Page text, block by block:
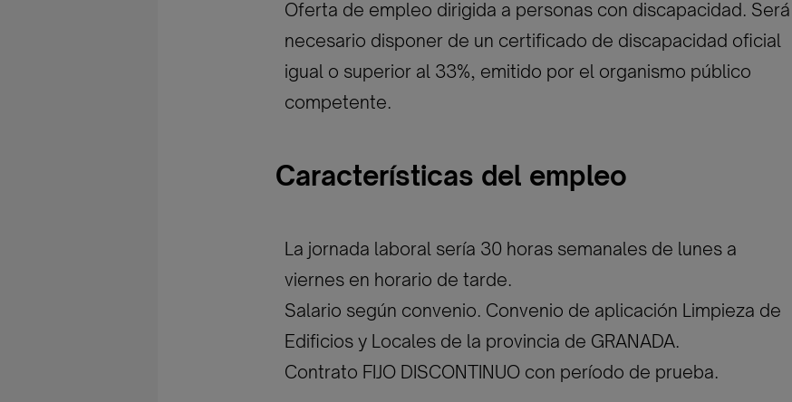
Oferta de empleo dirigida a personas con discapacidad. Será
necesario disponer de un certificado de discapacidad oficial
igual o superior al 33%, emitido por el organismo público
competente.
Características del empleo
La jornada laboral sería 30 horas semanales de lunes a
viernes en horario de tarde.
Salario según convenio. Convenio de aplicación Limpieza de
Edificios y Locales de la provincia de GRANADA.
Contrato FIJO DISCONTINUO con período de prueba.